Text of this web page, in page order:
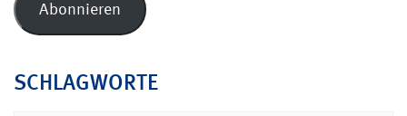
Abonnieren
SCHLAGWORTE